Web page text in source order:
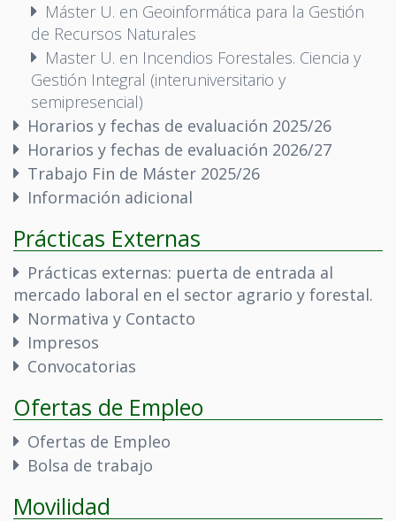
Máster U. en Geoinformática para la Gestión
de Recursos Naturales
Master U. en Incendios Forestales. Ciencia y
Gestión Integral (interuniversitario y
semipresencial)
Horarios y fechas de evaluación 2025/26
Horarios y fechas de evaluación 2026/27
Trabajo Fin de Máster 2025/26
Información adicional
Prácticas Externas
Prácticas externas: puerta de entrada al
mercado laboral en el sector agrario y forestal.
Normativa y Contacto
Impresos
Convocatorias
Ofertas de Empleo
Ofertas de Empleo
Bolsa de trabajo
Movilidad